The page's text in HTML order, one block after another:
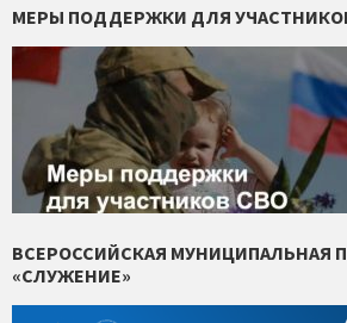
МЕРЫ ПОДДЕРЖКИ ДЛЯ
ВСЕРОССИЙСКАЯ МУНИЦИПАЛЬНАЯ
«СЛУЖЕНИЕ»